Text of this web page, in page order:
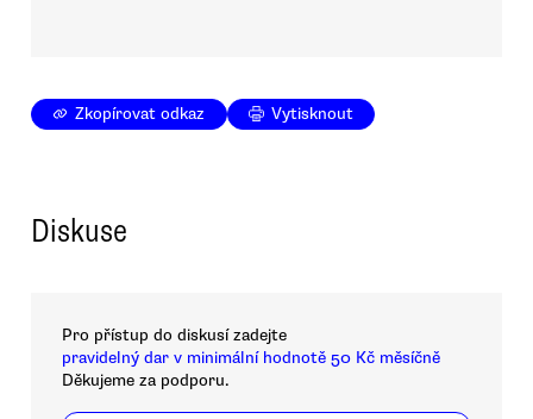
Zkopírovat odkaz Vytisknout
Diskuse
Pro přístup do diskusí zadejte
pravidelný dar v minimální hodnotě 50 Kč měsíčně
Děkujeme za podporu.